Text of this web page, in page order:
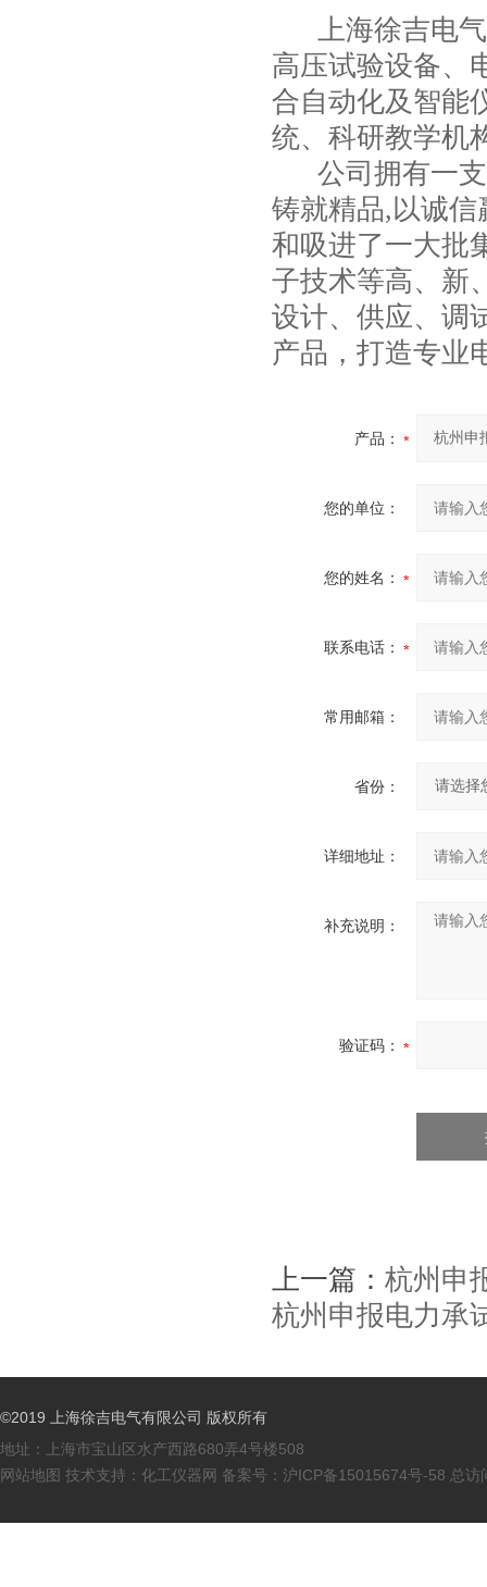
上海徐吉电气
高压试验设备、
合自动化及智能
统、科研教学机
公司拥有一支*
铸就精品,以诚信
和吸进了一大批
子技术等高、新
设计、供应、调
产品，打造专业
产品：
您的单位：
您的姓名：
联系电话：
常用邮箱：
省份：
详细地址：
补充说明：
验证码：
上一篇： 杭州申
杭州申报电力承
©2019 上海徐吉电气有限公司 版权所有
地址：上海市宝山区水产西路680弄4号楼508
网站地图 技术支持： 化工仪器网 备案号： 沪ICP备15015674号-58 总访